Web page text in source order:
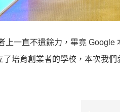
上一直不遺餘力，畢竟
培育創業者的學校，本次我